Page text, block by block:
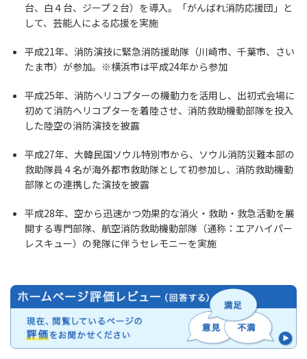
台、白４台、ジープ２台）を導入。「がんばれ消防応援団」と
して、芸能人による応援を実施
平成21年、消防演技に緊急消防援助隊（川崎市、千葉市、さい
たま市）が参加。※横浜市は平成24年から参加
平成25年、消防ヘリコプターの機動力を活用し、出初式会場に
初めて消防ヘリコプターを着陸させ、消防救助機動部隊を投入
した陸空の消防演技を披露
平成27年、大韓民国ソウル特別市から、ソウル消防災難本部の
救助隊員４名が海外都市救助隊として初参加し、消防救助機動
部隊との連携した演技を披露
平成28年、空から迅速かつ効果的な消火・救助・救急活動を展
開する専門部隊、航空消防救助機動部隊（通称：エアハイパー
レスキュー）の発隊に伴うセレモニーを実施